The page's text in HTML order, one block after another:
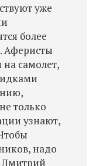
уже
более
Аферисты
самолет,
только
узнают,
надо
Дмитрий